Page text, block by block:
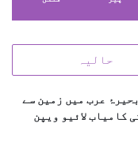
حالیہ
عرب میں زمین سے
کامیاب لائیو ویپن